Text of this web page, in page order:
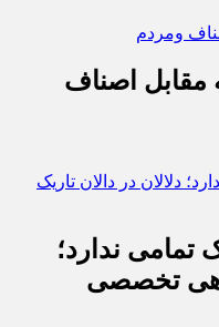
مقابل اصناف
ندارد؛
تخصصی